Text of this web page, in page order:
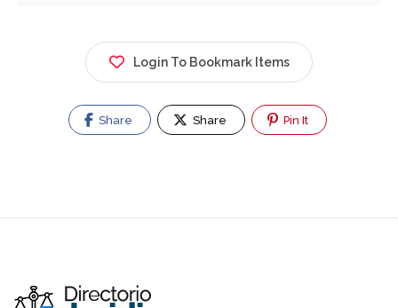
Login To Bookmark Items
Share Share Pin It